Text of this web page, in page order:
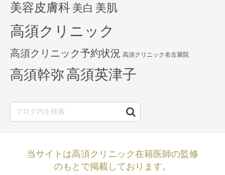
美容皮膚科 美白 美肌
高須クリニック
高須クリニック予約状況 高須クリニック名古屋院
高須幹弥 高須英津子
当サイトは高須クリニック在籍医師の監修
のもとで掲載しております。